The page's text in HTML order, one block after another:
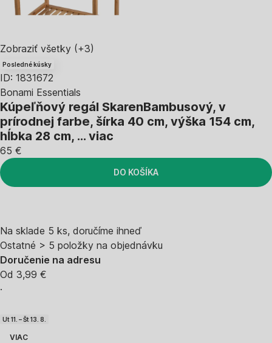
Zobraziť všetky (+3)
Posledné kúsky
ID: 1831672
Bonami Essentials
Kúpeľňový regál SkarenBambusový, v
prírodnej farbe, šírka 40 cm, výška 154 cm,
hĺbka 28 cm, … viac
65 €
DO KOŠÍKA
Na sklade 5 ks, doručíme ihneď
Ostatné > 5 položky na objednávku
Doručenie na adresu
Od 3,99 €
·
Ut 11. – Št 13. 8.
VIAC